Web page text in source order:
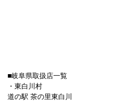
■岐阜県取扱店一覧
・東白川村
道の駅 茶の里東白川